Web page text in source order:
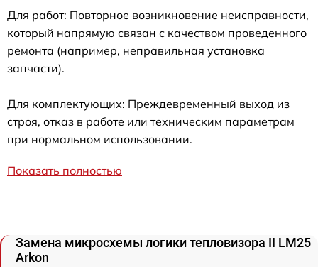
Для работ: Повторное возникновение неисправности,
который напрямую связан с качеством проведенного
ремонта (например, неправильная установка
запчасти).
Для комплектующих: Преждевременный выход из
строя, отказ в работе или техническим параметрам
при нормальном использовании.
Показать полностью
Замена микросхемы логики тепловизора II LM25
Arkon